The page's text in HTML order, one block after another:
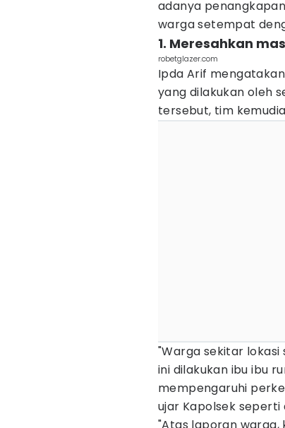
adanya
warga setempat
1. Meresahkan
robetglazer.com
Ipda Arif
yang dilakukan oleh
tersebut, tim
"Warga sekitar
ini dilakukan ibu ibu
mempengaruhi
ujar Kapolsek